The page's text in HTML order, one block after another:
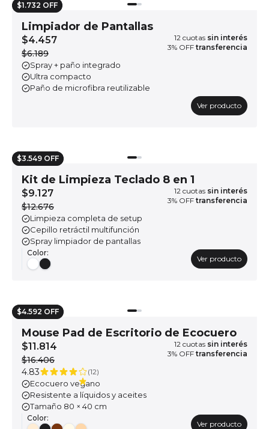
$1.732 OFF
Limpiador de Pantallas
$4.457
$6.189
12 cuotas sin interés
3% OFF transferencia
Spray + paño integrado
Ultra compacto
Paño de microfibra reutilizable
Ver producto
$3.549 OFF
Kit de Limpieza Teclado 8 en 1
$9.127
$12.676
12 cuotas sin interés
3% OFF transferencia
Limpieza completa de setup
Cepillo retráctil multifunción
Spray limpiador de pantallas
Color:
Ver producto
$4.592 OFF
Mouse Pad de Escritorio de Ecocuero
$11.814
$16.406
4.83
(12)
12 cuotas sin interés
3% OFF transferencia
Ecocuero vegano
Resistente a líquidos y aceites
Tamaño 80 × 40 cm
Color:
Ver producto